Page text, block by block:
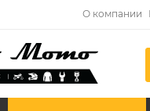
О компании